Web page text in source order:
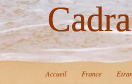
Accueil France